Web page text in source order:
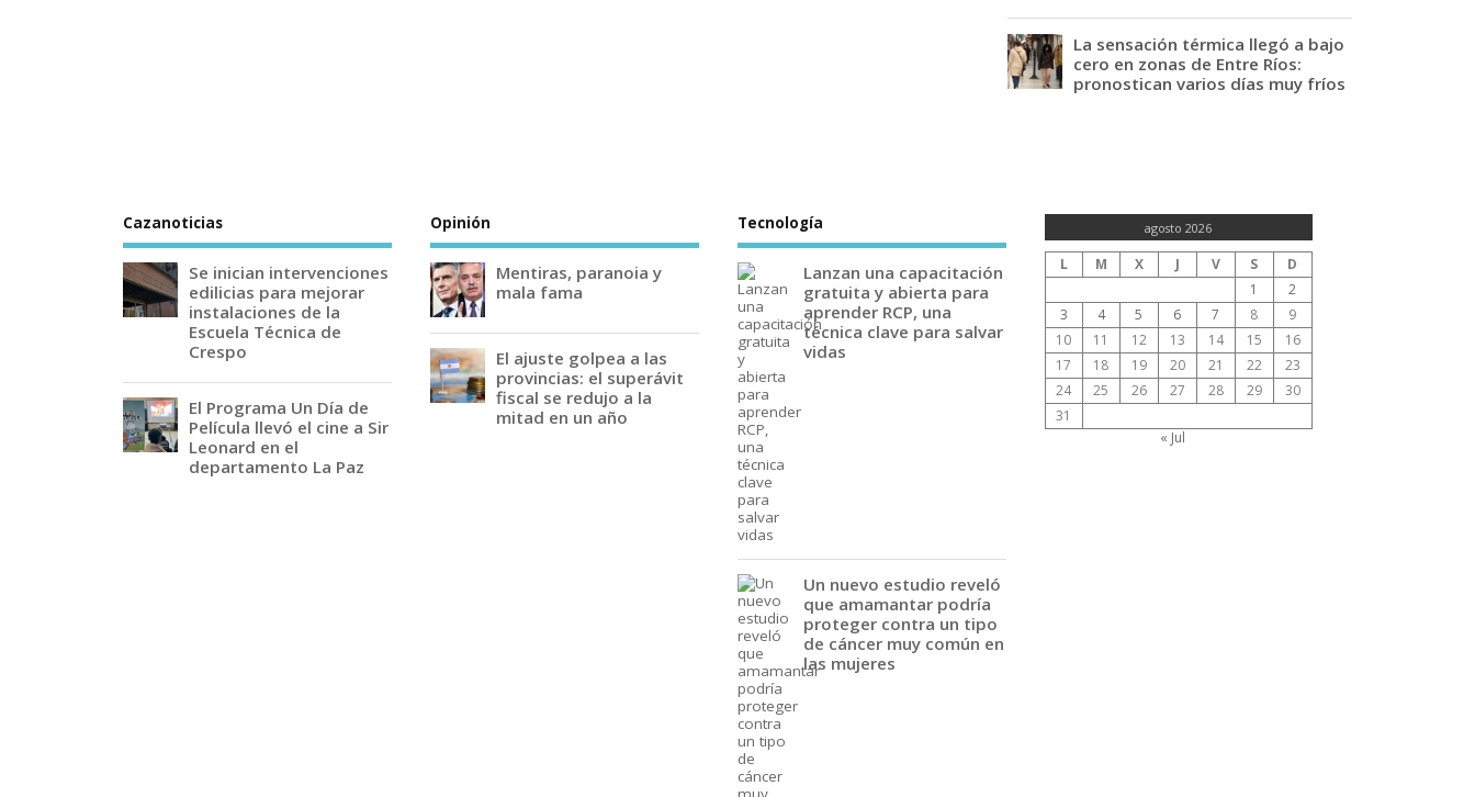
La sensación térmica llegó a bajo
cero en zonas de Entre Ríos:
pronostican varios días muy fríos
Cazanoticias
Se inician intervenciones
edilicias para mejorar
instalaciones de la
Escuela Técnica de
Crespo
El Programa Un Día de
Película llevó el cine a Sir
Leonard en el
departamento La Paz
Opinión
Mentiras, paranoia y
mala fama
El ajuste golpea a las
provincias: el superávit
fiscal se redujo a la
mitad en un año
Tecnología
Lanzan una capacitación
gratuita y abierta para
aprender RCP, una
técnica clave para salvar
vidas
Un nuevo estudio reveló
que amamantar podría
proteger contra un tipo
de cáncer muy común en
las mujeres
agosto 2026
L M X J V S
D
1
2
3
4 5 6 7 8
9
10
11 12 13 14 15
16
17
18 19 20 21 22
23
24
25 26 27 28 29
30
31
« Jul